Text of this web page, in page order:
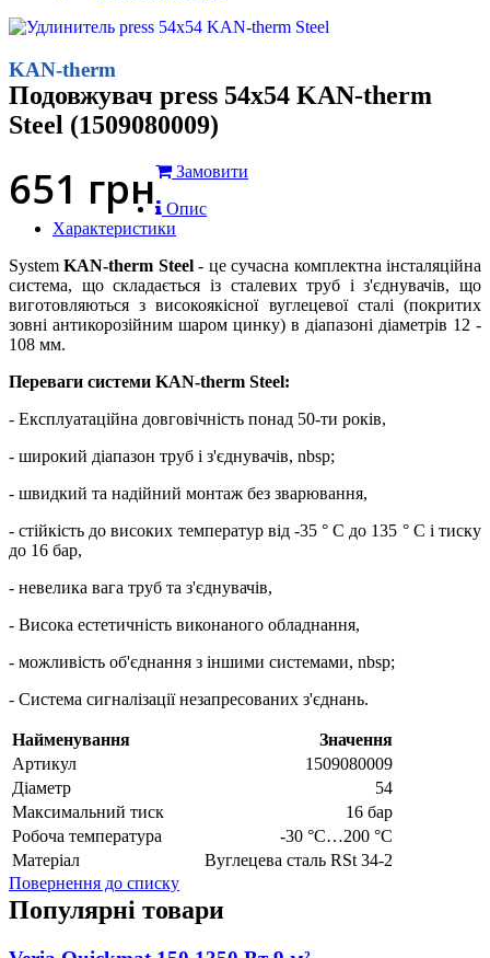
KAN-therm
Подовжувач press 54x54 KAN-therm
Steel (1509080009)
651 грн
Замовити
Опис
Характеристики
SystemKAN-therm Steel- це сучасна комплектна інсталяційна
система, що складається із сталевих труб і з'єднувачів, що
виготовляються з високоякісної вуглецевої сталі (покритих
зовні антикорозійним шаром цинку) в діапазоні діаметрів 12 -
108 мм.
Переваги системи KAN-therm Steel:
- Експлуатаційна довговічність понад 50-ти років,
- широкий діапазон труб і з'єднувачів, nbsp;
- швидкий та надійний монтаж без зварювання,
- стійкість до високих температур від -35 ° C до 135 ° C і тиску
до 16 бар,
- невелика вага труб та з'єднувачів,
- Висока естетичність виконаного обладнання,
- можливість об'єднання з іншими системами, nbsp;
- Система сигналізації незапресованих з'єднань.
Найменування
Значення
Артикул
1509080009
Діаметр
54
Максимальний тиск
16 бар
Робоча температура
-30 °C…200 °C
Матеріал
Вуглецева сталь RSt 34-2
Повернення до списку
Популярні товари